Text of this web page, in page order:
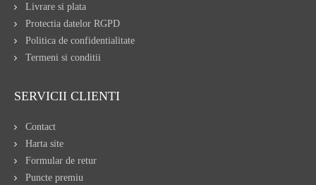
Livrare si plata
Protectia datelor RGPD
Politica de confidentialitate
Termeni si conditii
SERVICII CLIENTI
Contact
Harta site
Formular de retur
Puncte premiu